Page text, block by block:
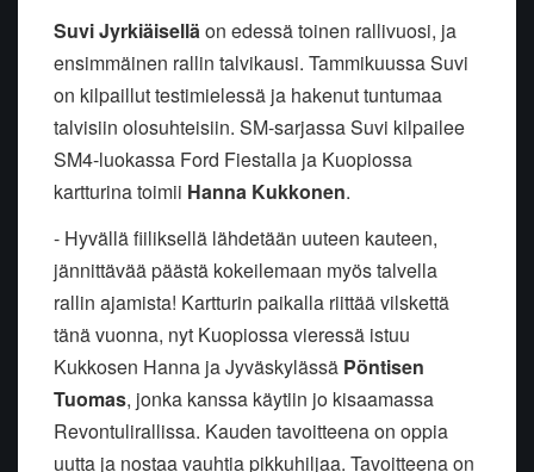
Suvi Jyrkiäiselläon edessä toinen rallivuosi, ja
ensimmäinen rallin talvikausi. Tammikuussa Suvi
on kilpaillut testimielessä ja hakenut tuntumaa
talvisiin olosuhteisiin. SM-sarjassa Suvi kilpailee
SM4-luokassa Ford Fiestalla ja Kuopiossa
kartturina toimii Hanna Kukkonen.
- Hyvällä fiiliksellä lähdetään uuteen kauteen,
jännittävää päästä kokeilemaan myös talvella
rallin ajamista! Kartturin paikalla riittää vilskettä
tänä vuonna, nyt Kuopiossa vieressä istuu
Kukkosen Hanna ja Jyväskylässä Pöntisen
Tuomas, jonka kanssa käytiin jo kisaamassa
Revontulirallissa. Kauden tavoitteena on oppia
uutta ja nostaa vauhtia pikkuhiljaa. Tavoitteena on